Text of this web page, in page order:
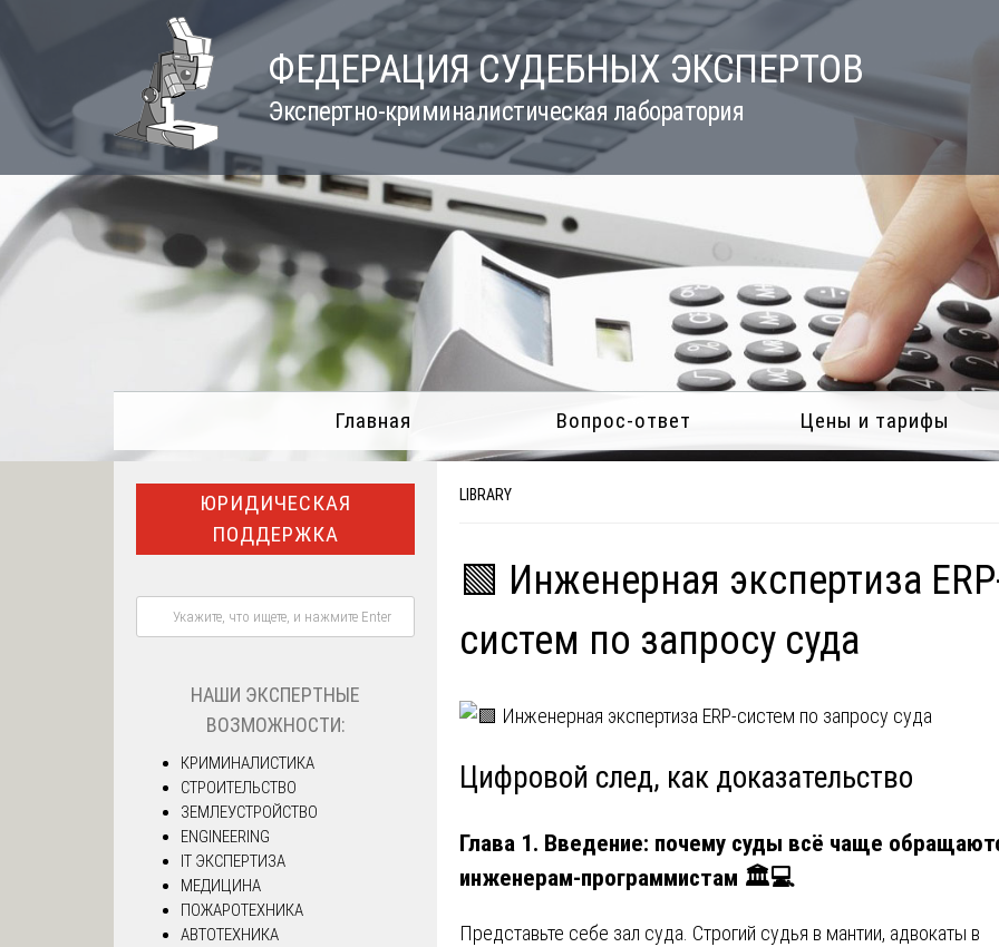
content
ФЕДЕРАЦИЯ СУДЕБНЫХ ЭКСПЕРТОВ
Экспертно-криминалистическая лаборатория
Главная Вопрос-ответ Цены и тарифы
LIBRARY
🟩 Инженерная экспертиза
систем по запросу суда
Цифровой след, как доказательство
Глава 1. Введение: почему суды всё чаще
инженерам-программистам 🏛💻
Представьте себе зал суда. Строгий судья в мантии, адвокаты в
ЮРИДИЧЕСКАЯ
ПОДДЕРЖКА
НАШИ ЭКСПЕРТНЫЕ
ВОЗМОЖНОСТИ:
КРИМИНАЛИСТИКА
СТРОИТЕЛЬСТВО
ЗЕМЛЕУСТРОЙСТВО
ENGINEERING
IT ЭКСПЕРТИЗА
МЕДИЦИНА
ПОЖАРОТЕХНИКА
АВТОТЕХНИКА